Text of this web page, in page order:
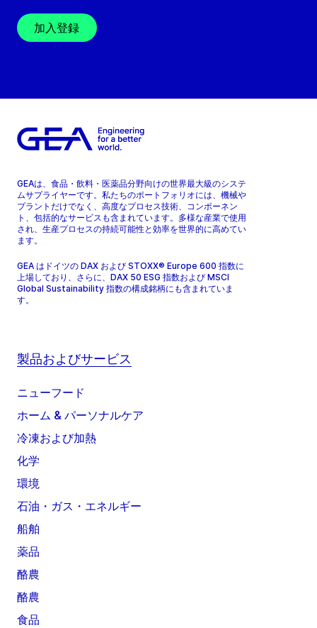
加入登録
GEAは、食品・飲料・医薬品分野向けの世界最大級のシステ
ムサプライヤーです。私たちのポートフォリオには、機械や
プラントだけでなく、高度なプロセス技術、コンポーネン
ト、包括的なサービスも含まれています。多様な産業で使用
され、生産プロセスの持続可能性と効率を世界的に高めてい
ます。
GEA はドイツの DAX および STOXX® Europe 600 指数に
上場しており、さらに、DAX 50 ESG 指数および MSCI
Global Sustainability 指数の構成銘柄にも含まれていま
す。
製品およびサービス
ニューフード
ホーム & パーソナルケア
冷凍および加熱
化学
環境
石油・ガス・エネルギー
船舶
薬品
酪農
酪農
食品